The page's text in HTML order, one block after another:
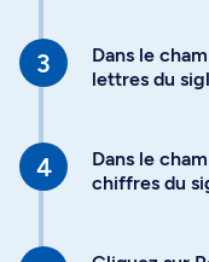
Dans le
lettres du
Dans le
chiffres du